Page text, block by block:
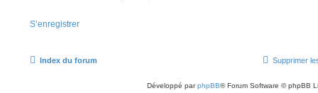
S’enregistrer
Index du forum Supprimer
Développé parphpBB® Forum Software © phpBB